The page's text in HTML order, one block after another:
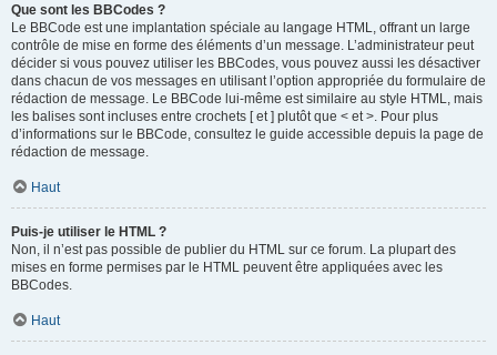
Que sont les BBCodes ?
Le BBCode est une implantation spéciale au langage HTML, offrant un large
contrôle de mise en forme des éléments d’un message. L’administrateur peut
décider si vous pouvez utiliser les BBCodes, vous pouvez aussi les désactiver
dans chacun de vos messages en utilisant l’option appropriée du formulaire de
rédaction de message. Le BBCode lui-même est similaire au style HTML, mais
les balises sont incluses entre crochets [ et ] plutôt que < et >. Pour plus
d’informations sur le BBCode, consultez le guide accessible depuis la page de
rédaction de message.
Haut
Puis-je utiliser le HTML ?
Non, il n’est pas possible de publier du HTML sur ce forum. La plupart des
mises en forme permises par le HTML peuvent être appliquées avec les
BBCodes.
Haut